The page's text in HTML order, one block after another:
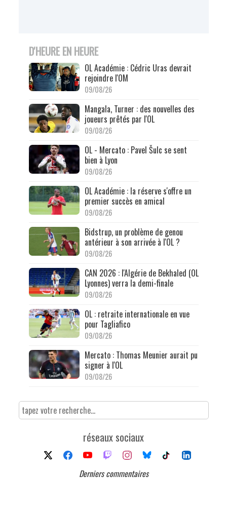
D'HEURE EN HEURE
OL Académie : Cédric Uras devrait
rejoindre l'OM
09/08/26
Mangala, Turner : des nouvelles des
joueurs prêtés par l'OL
09/08/26
OL - Mercato : Pavel Šulc se sent
bien à Lyon
09/08/26
OL Académie : la réserve s'offre un
premier succès en amical
09/08/26
Bidstrup, un problème de genou
antérieur à son arrivée à l'OL ?
09/08/26
CAN 2026 : l'Algérie de Bekhaled (OL
Lyonnes) verra la demi-finale
09/08/26
OL : retraite internationale en vue
pour Tagliafico
09/08/26
Mercato : Thomas Meunier aurait pu
signer à l'OL
09/08/26
réseaux sociaux
Derniers commentaires